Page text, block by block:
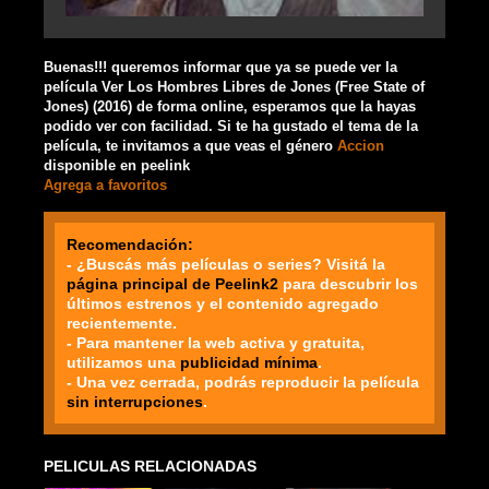
Buenas!!! queremos informar que ya se puede ver la
película Ver Los Hombres Libres de Jones (Free State of
Jones) (2016) de forma online, esperamos que la hayas
podido ver con facilidad. Si te ha gustado el tema de la
película, te invitamos a que veas el género Accion
disponible en peelink
Agrega a favoritos
Recomendación:
- ¿Buscás más películas o series? Visitá la
página principal de Peelink2 para descubrir los
últimos estrenos y el contenido agregado
recientemente.
- Para mantener la web activa y gratuita,
utilizamos una publicidad mínima.
- Una vez cerrada, podrás reproducir la película
sin interrupciones.
PELICULAS RELACIONADAS